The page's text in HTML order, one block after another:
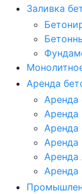
Заливка
Аренда
Аренда
Аренда
Аренда
Аренда
Аренда
Аренда